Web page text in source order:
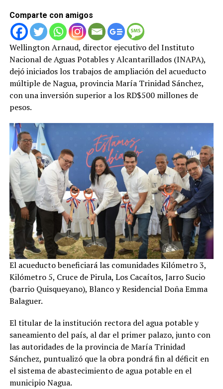
Comparte con amigos
Wellington Arnaud, director ejecutivo del Instituto
Nacional de Aguas Potables y Alcantarillados (INAPA),
dejó iniciados los trabajos de ampliación del acueducto
múltiple de Nagua, provincia María Trinidad Sánchez,
con una inversión superior a los RD$500 millones de
pesos.
El acueducto beneficiará las comunidades Kilómetro 3,
Kilómetro 5, Cruce de Pirula, Los Cacaítos, Jarro Sucio
(barrio Quisqueyano), Blanco y Residencial Doña Emma
Balaguer.
El titular de la institución rectora del agua potable y
saneamiento del país, al dar el primer palazo, junto con
las autoridades de la provincia de María Trinidad
Sánchez, puntualizó que la obra pondrá fin al déficit en
el sistema de abastecimiento de agua potable en el
municipio Nagua.